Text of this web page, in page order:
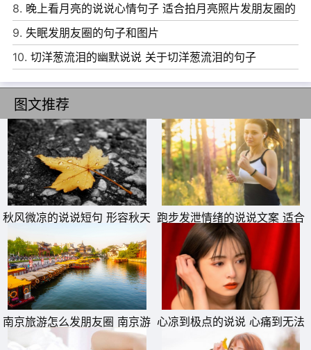
11、时光越老，人心越淡。轻轻的呼吸，浅浅的.微笑。早
安!
12、路是自己选的，不论前方如何，只有自己去走完它。早
安!
13、宁愿跑起来被拌倒无数次，也不要规规矩矩走一辈子。
早安!
14、幸福从不比较，若与人相比，只会觉得自己处境悲凉。
早安!
15、人不能不长大，长大就像是赶路，一路风景常换常新。
早安!
8. 晚上看月亮的说说心情句子 适合拍月亮照片发朋友圈的
文案
9. 失眠发朋友圈的句子和图片
10. 切洋葱流泪的幽默说说 关于切洋葱流泪的句子
图文推荐
秋风微凉的说说短句 形容秋天 跑步发泄情绪的说说文案 适合
跑步发的朋友圈句子
南京旅游怎么发朋友圈 南京游
玩朋友圈文案
心凉到极点的说说 心痛到无法
呼吸的句子